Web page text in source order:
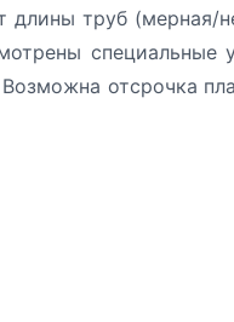
длины труб (мерная/
специальные
отсрочка